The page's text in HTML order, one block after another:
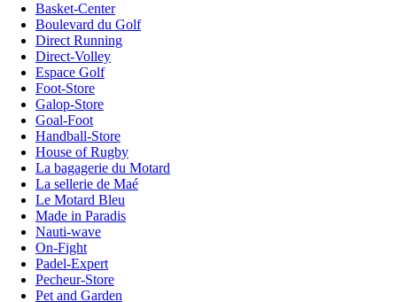
Basket-Center
Boulevard du Golf
Direct Running
Direct-Volley
Espace Golf
Foot-Store
Galop-Store
Goal-Foot
Handball-Store
House of Rugby
La bagagerie du Motard
La sellerie de Maé
Le Motard Bleu
Made in Paradis
Nauti-wave
On-Fight
Padel-Expert
Pecheur-Store
Pet and Garden